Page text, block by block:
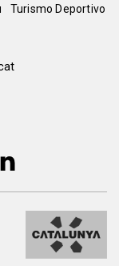
Turismo Deportivo